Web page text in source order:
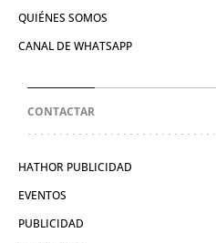
QUIÉNES SOMOS
CANAL DE WHATSAPP
CONTACTAR
HATHOR PUBLICIDAD
EVENTOS
PUBLICIDAD